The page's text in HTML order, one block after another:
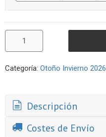
Categoría: Otoño Invierno 2026
Descripción
Costes de Envío